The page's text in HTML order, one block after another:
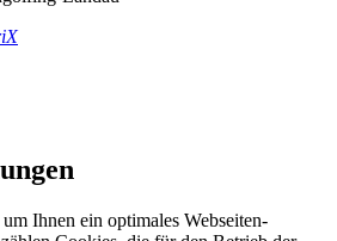
Ihnen ein optimales Webseiten-